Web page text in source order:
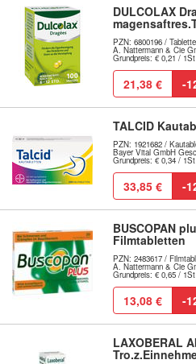
DULCOLAX
PZN: 6800196 /
A. Nattermann & Cie
Grundpreis: € 0,21 / 1St
21,38 € -
TALCID
PZN: 1921682 /
Bayer Vital GmbH
Grundpreis: € 0,34 / 1St
33,85 € -
BUSCOPAN
Filmtabletten
PZN: 2483617 /
A. Nattermann & Cie
Grundpreis: € 0,65 / 1St
13,08 € -
LAXOBERAL